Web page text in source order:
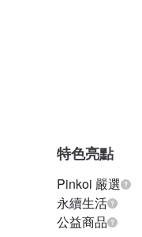
特色亮點
Pinkoi 嚴選
永續生活
公益商品